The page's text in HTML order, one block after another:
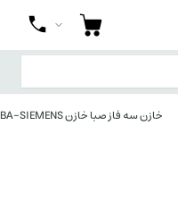
خازن سه فاز صبا خازن SABA-SIEMENS